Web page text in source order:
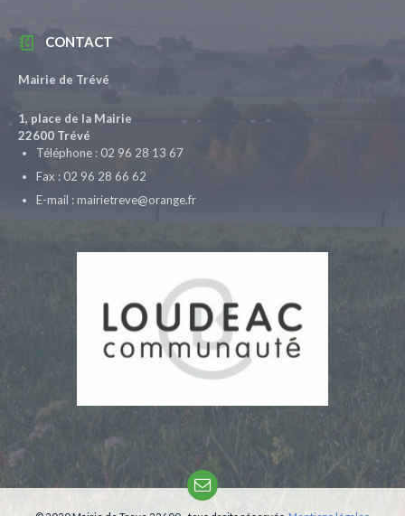
CONTACT
Mairie de Trévé
1, place de la Mairie
22600 Trévé
Téléphone : 02 96 28 13 67
Fax : 02 96 28 66 62
E-mail : mairietreve@orange.fr
Email